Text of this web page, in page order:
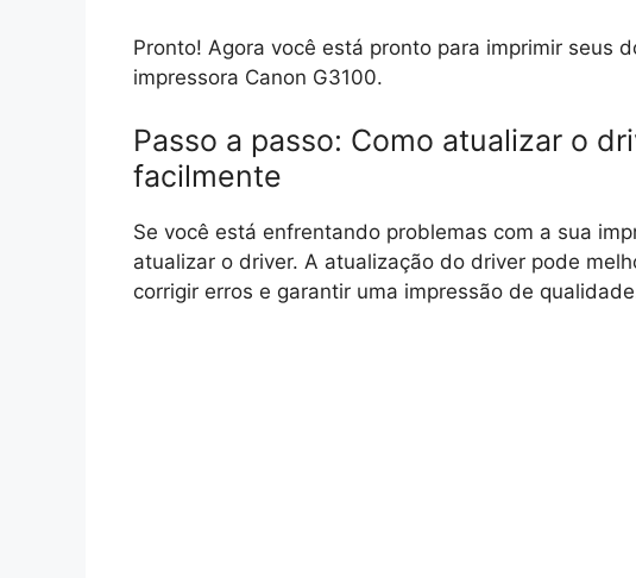
Pronto! Agora você está pronto para imprimir seus
impressora Canon G3100.
Passo a passo: Como atualizar o
facilmente
Se você está enfrentando problemas com a sua
atualizar o driver. A atualização do driver pode
corrigir erros e garantir uma impressão de